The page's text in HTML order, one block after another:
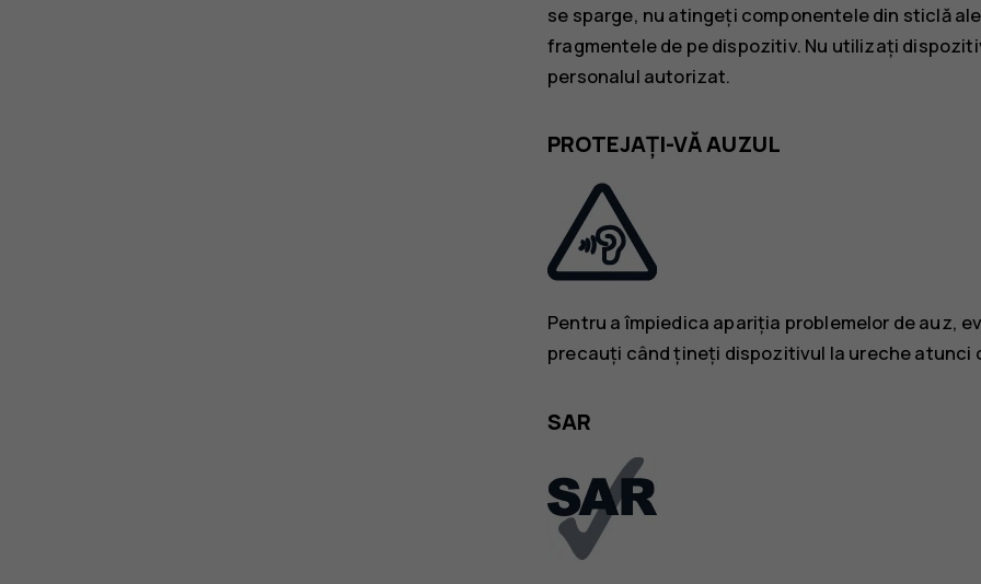
se sparge, nu atingeți componentele din sticlă
fragmentele de pe dispozitiv. Nu utilizați
personalul autorizat.
PROTEJAȚI-VĂ AUZUL
Pentru a împiedica apariția problemelor de auz,
precauți când țineți dispozitivul la ureche atunci
SAR